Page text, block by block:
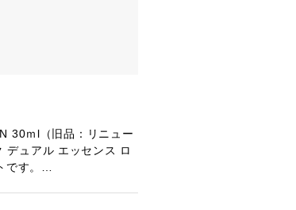
30ｍl（旧品：リニュー
デュアル エッセンス ロ
す。